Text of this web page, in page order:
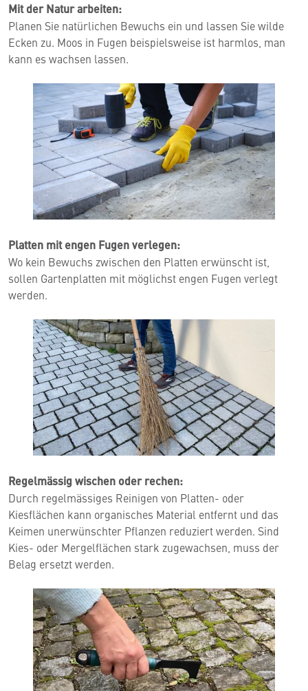
Mit der Natur arbeiten:
Planen Sie natürlichen Bewuchs ein und lassen Sie wilde
Ecken zu. Moos in Fugen beispielsweise ist harmlos, man
kann es wachsen lassen.
Platten mit engen Fugen verlegen:
Wo kein Bewuchs zwischen den Platten erwünscht ist,
sollen Gartenplatten mit möglichst engen Fugen verlegt
werden.
Regelmässig wischen oder rechen:
Durch regelmässiges Reinigen von Platten- oder
Kiesflächen kann organisches Material entfernt und das
Keimen unerwünschter Pflanzen reduziert werden. Sind
Kies- oder Mergelflächen stark zugewachsen, muss der
Belag ersetzt werden.